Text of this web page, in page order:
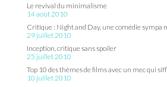
Le revival du minimalisme
14 août 2010
Critique : Night and Day, une comédie sympa
29 juillet 2010
Inception, critique sans spoiler
25 juillet 2010
Top 10 des thèmes de films avec un mec qui
10 juillet 2010